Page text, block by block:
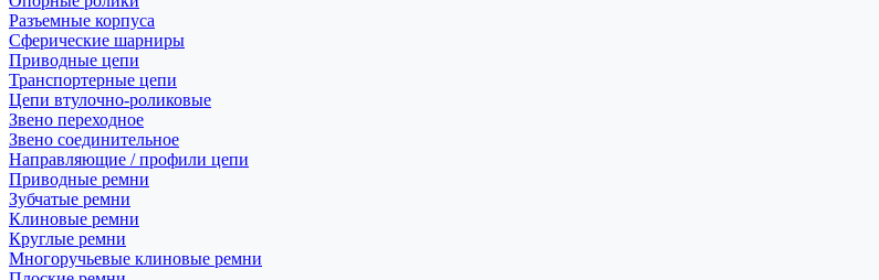
Разъемные корпуса
Сферические шарниры
Приводные цепи
Транспортерные цепи
Цепи втулочно-роликовые
Звено переходное
Звено соединительное
Направляющие / профили цепи
Приводные ремни
Зубчатые ремни
Клиновые ремни
Круглые ремни
Многоручьевые клиновые ремни